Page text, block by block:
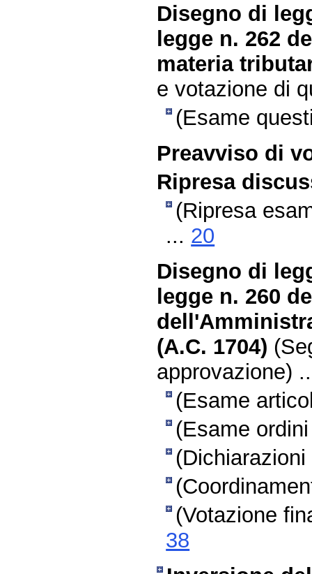
Disegno di
legge n. 262
materia
e votazione di
(Esame
Preavviso di
Ripresa
(Ripresa
... 20
Disegno di
legge n. 260
(A.C. 1704)
approvazione)
(Esame
(Esame
(Votazione
38